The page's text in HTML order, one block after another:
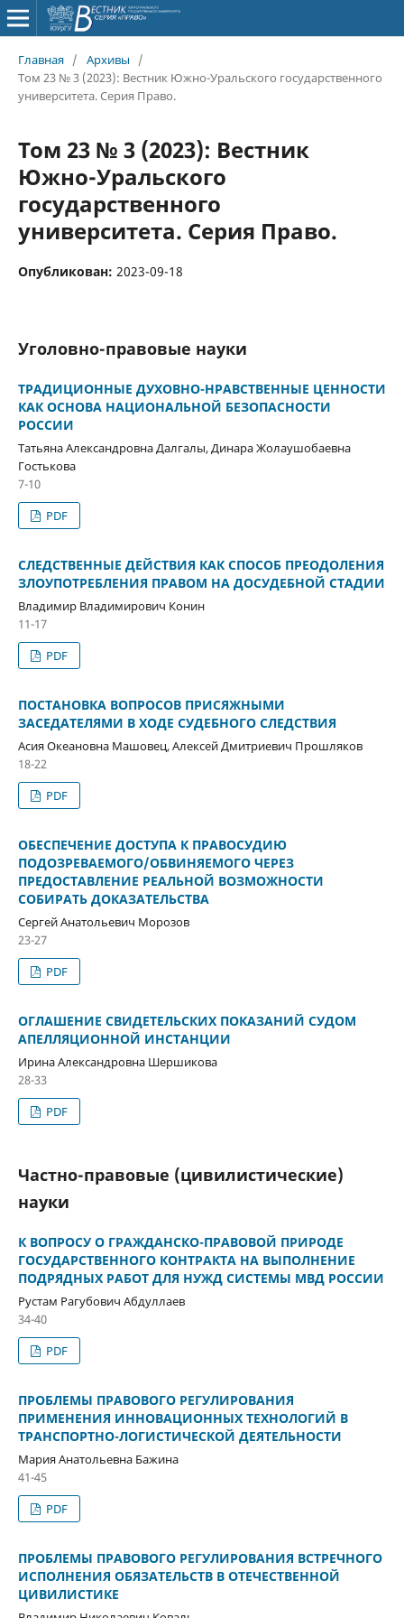
Главная / Архивы
/
Том 23 № 3 (2023): Вестник Южно-Уральского государственного
университета. Серия Право.
Том 23 № 3 (2023): Вестник
Южно-Уральского
государственного
университета. Серия Право.
Опубликован: 2023-09-18
Уголовно-правовые науки
ТРАДИЦИОННЫЕ ДУХОВНО-НРАВСТВЕННЫЕ ЦЕННОСТИ
КАК ОСНОВА НАЦИОНАЛЬНОЙ БЕЗОПАСНОСТИ
РОССИИ
Татьяна Александровна Далгалы, Динара Жолаушобаевна
Гостькова
7-10
PDF
СЛЕДСТВЕННЫЕ ДЕЙСТВИЯ КАК СПОСОБ ПРЕОДОЛЕНИЯ
ЗЛОУПОТРЕБЛЕНИЯ ПРАВОМ НА ДОСУДЕБНОЙ СТАДИИ
Владимир Владимирович Конин
11-17
PDF
ПОСТАНОВКА ВОПРОСОВ ПРИСЯЖНЫМИ
ЗАСЕДАТЕЛЯМИ В ХОДЕ СУДЕБНОГО СЛЕДСТВИЯ
Асия Океановна Машовец, Алексей Дмитриевич Прошляков
18-22
PDF
ОБЕСПЕЧЕНИЕ ДОСТУПА К ПРАВОСУДИЮ
ПОДОЗРЕВАЕМОГО/ОБВИНЯЕМОГО ЧЕРЕЗ
ПРЕДОСТАВЛЕНИЕ РЕАЛЬНОЙ ВОЗМОЖНОСТИ
СОБИРАТЬ ДОКАЗАТЕЛЬСТВА
Сергей Анатольевич Морозов
23-27
PDF
ОГЛАШЕНИЕ СВИДЕТЕЛЬСКИХ ПОКАЗАНИЙ СУДОМ
АПЕЛЛЯЦИОННОЙ ИНСТАНЦИИ
Ирина Александровна Шершикова
28-33
PDF
Частно-правовые (цивилистические)
науки
К ВОПРОСУ О ГРАЖДАНСКО-ПРАВОВОЙ ПРИРОДЕ
ГОСУДАРСТВЕННОГО КОНТРАКТА НА ВЫПОЛНЕНИЕ
ПОДРЯДНЫХ РАБОТ ДЛЯ НУЖД СИСТЕМЫ МВД РОССИИ
Рустам Рагубович Абдуллаев
34-40
PDF
ПРОБЛЕМЫ ПРАВОВОГО РЕГУЛИРОВАНИЯ
ПРИМЕНЕНИЯ ИННОВАЦИОННЫХ ТЕХНОЛОГИЙ В
ТРАНСПОРТНО-ЛОГИСТИЧЕСКОЙ ДЕЯТЕЛЬНОСТИ
Мария Анатольевна Бажина
41-45
PDF
ПРОБЛЕМЫ ПРАВОВОГО РЕГУЛИРОВАНИЯ ВСТРЕЧНОГО
ИСПОЛНЕНИЯ ОБЯЗАТЕЛЬСТВ В ОТЕЧЕСТВЕННОЙ
ЦИВИЛИСТИКЕ